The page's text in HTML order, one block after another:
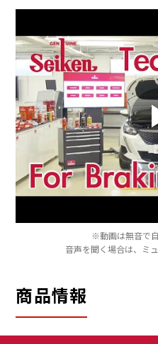
※動画は無音で
音声を聞く場合は、ミ
商品情報